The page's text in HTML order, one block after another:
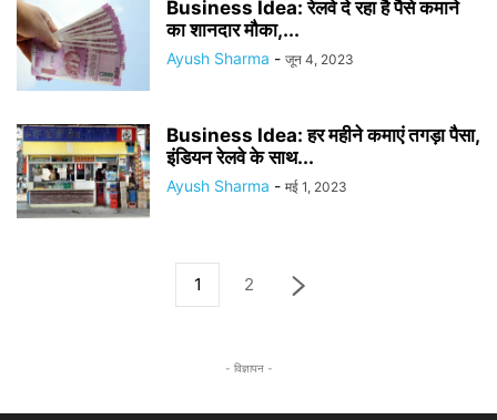
Business Idea: रेलवे दे रहा है पैसे कमाने
का शानदार मौका,...
Ayush Sharma - जून 4, 2023
Business Idea: हर महीने कमाएं तगड़ा पैसा,
इंडियन रेलवे के साथ...
Ayush Sharma - मई 1, 2023
1 2
- विज्ञापन -